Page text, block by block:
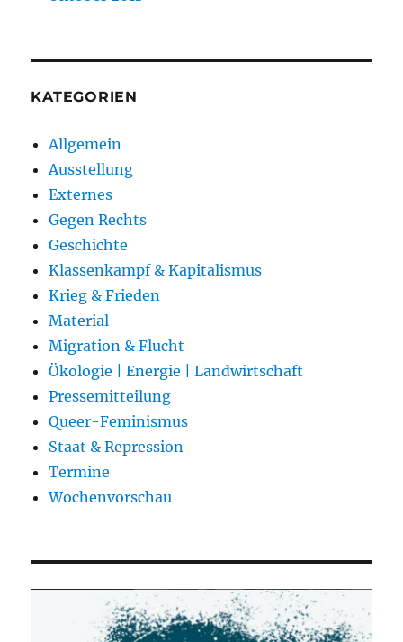
KATEGORIEN
Allgemein
Ausstellung
Externes
Gegen Rechts
Geschichte
Klassenkampf & Kapitalismus
Krieg & Frieden
Material
Migration & Flucht
Ökologie | Energie | Landwirtschaft
Pressemitteilung
Queer-Feminismus
Staat & Repression
Termine
Wochenvorschau